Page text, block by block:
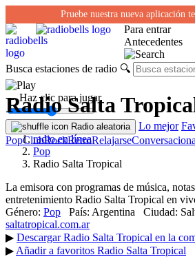
Pruebe nuestra nueva aplicación
Para entrar
Antecedentes
Busca estaciones de radio 🔍
← Haz clic para jugar
Radio aleatoria Lo mejor
PopClubRockRetroRelajarse
Radio Salta
radio en línea
Pop
Radio Salta Tropical
La emisora con programas de música,
entretenimiento Radio Salta Tropical en
Género: Pop País: Argentina Ciudad:
saltatropical.com.ar
▶ Descargar Radio Salta Tropical en la
▶ Añadir a favoritos Radio Salta Tropical